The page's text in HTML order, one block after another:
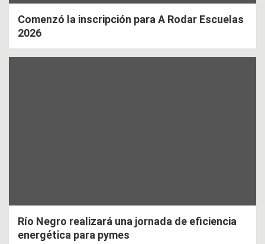
Comenzó la inscripción para A Rodar Escuelas
2026
Río Negro realizará una jornada de eficiencia
energética para pymes